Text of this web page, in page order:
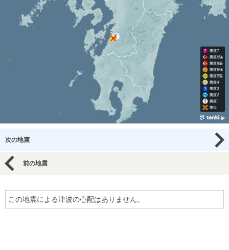
次の地震
前の地震
この地震による津波の心配はありません。